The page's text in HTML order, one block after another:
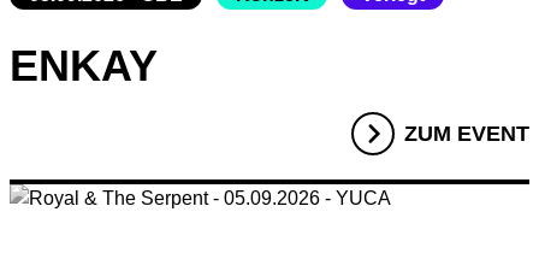
ENKAY
ZUM EVENT